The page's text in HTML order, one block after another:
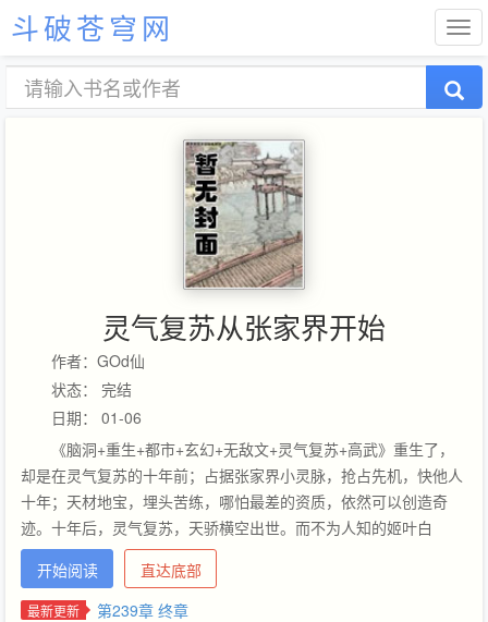
斗破苍穹网
灵气复苏从张家界开始
作者：GOd仙
状态： 完结
日期： 01-06
《脑洞+重生+都市+玄幻+无敌文+灵气复苏+高武》重生了，
却是在灵气复苏的十年前；占据张家界小灵脉，抢占先机，快他人
十年；天材地宝，埋头苦练，哪怕最差的资质，依然可以创造奇
迹。十年后，灵气复苏，天骄横空出世。而不为人知的姬叶白
开始阅读
直达底部
最新更新 第239章 终章